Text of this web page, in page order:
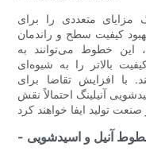
متعددی را برای
کیفیت سطح و راندمان
این خطوط می‌توانند به
بالاتر را به شیوه‌ای
با افزایش تقاضا برای
آنیلینگ احتمالاً نقش
آنیل و اسیدشویی